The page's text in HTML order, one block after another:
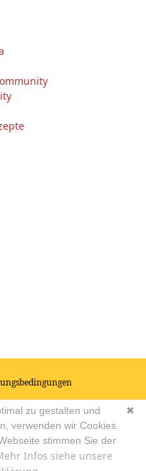
| Yoga Vidya Community -
Powered by
✖
zu gestalten und
verwenden wir Cookies.
stimmen Sie der
Infos siehe unsere